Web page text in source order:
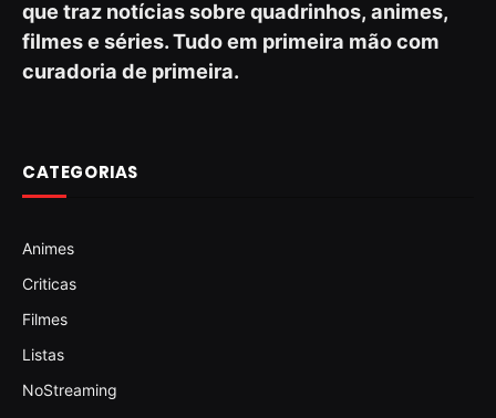
que traz notícias sobre quadrinhos, animes,
filmes e séries. Tudo em primeira mão com
curadoria de primeira.
CATEGORIAS
Animes
Criticas
Filmes
Listas
NoStreaming